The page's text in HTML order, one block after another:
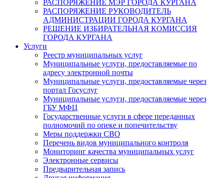
РАСПОРЯЖЕНИЕ МЭР ГОРОДА КУРГАНА
РАСПОРЯЖЕНИЕ РУКОВОДИТЕЛЬ
АДМИНИСТРАЦИИ ГОРОДА КУРГАНА
РЕШЕНИЕ ИЗБИРАТЕЛЬНАЯ КОМИССИЯ
ГОРОДА КУРГАНА
Услуги
Реестр муниципальных услуг
Муниципальные услуги, предоставляемые по
адресу электронной почты
Муниципальные услуги, предоставляемые через
портал Госуслуг
Муниципальные услуги, предоставляемые через
ГБУ МФЦ
Государственные услуги в сфере переданных
полномочий по опеке и попечительству
Меры поддержки СВО
Перечень видов муниципального контроля
Мониторинг качества муниципальных услуг
Электронные сервисы
Предварительная запись